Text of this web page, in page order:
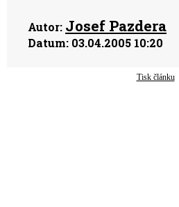
Autor: Josef Pazdera
Datum: 03.04.2005 10:20
Tisk článku